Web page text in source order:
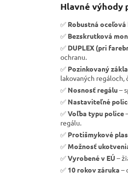
Hlavné výhody
✅ Robustná
✅ Bezskrutková
✅ DUPLEX (pri
ochranu.
✅ Pozinkovaný
lakovaných
✅ Nosnosť regálu–
✅ Nastaviteľné
✅Voľba typu police
regálu.
✅ Protišmykové
✅ Možnosť
✅Vyrobené v EÚ –
✅ 10 rokov záruka –